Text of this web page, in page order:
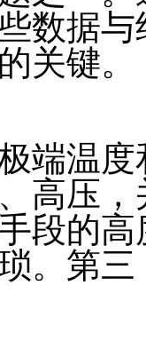
数据
关键。
端温
高压
段的
。第